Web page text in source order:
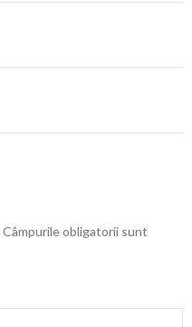
Câmpurile obligatorii sunt